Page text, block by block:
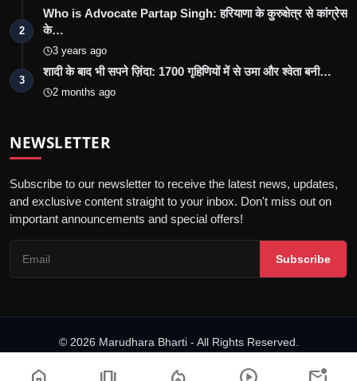
2
Who is Advocate Partap Singh: हरियाणा के कुरुक्षेत्र से कांग्रेस
के…
3 years ago
3
शादी के बाद भी सपने ज़िंदा: 1700 गृहिणियों में से उमा और श्वेता बनी…
2 months ago
NEWSLETTER
Subscribe to our newsletter to receive the latest news, updates,
and exclusive content straight to your inbox. Don't miss out on
important announcements and special offers!
Subscribe
© 2026 Marudhara Bharti - All Rights Reserved.
डिजिटल समाचार वेबसाइटों के लिए आचार संहितापीआर न्यूज़वायर